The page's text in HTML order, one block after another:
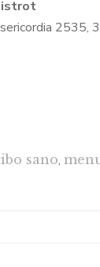
2535,
sano,